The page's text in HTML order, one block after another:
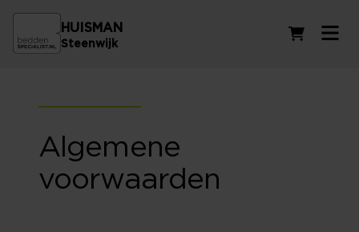
HUISMAN
Steenwijk
Algemene
voorwaarden